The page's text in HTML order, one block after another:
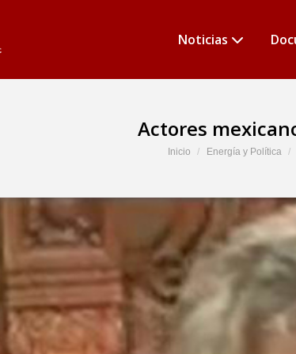
Noticias
Actores
Estás aquí:
Inicio Energía y Política